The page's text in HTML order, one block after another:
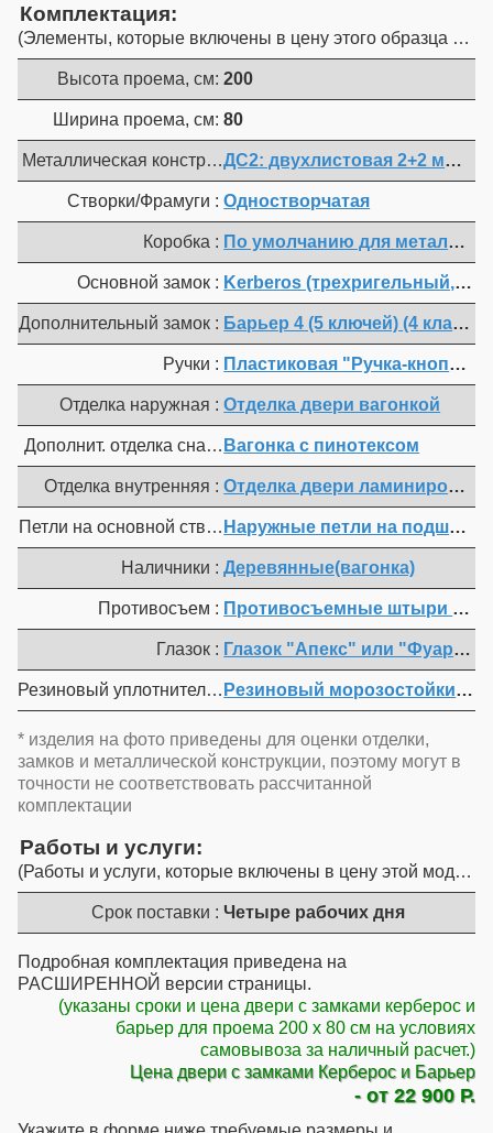
Комплектация
Элементы, которые включены в цену этого образца
Высота проема, см:200
Ширина проема, см:80
Металлическая конструкция :ДС2: двухлистовая 2+2 мм;
Створки/Фрамуги :Одностворчатая
Коробка : По умолчанию для металл.
Основной замок : Kerberos (трехригельный,
Дополнительный замок : Барьер 4 (5
Ручки : Пластиковая "Ручка-кнопка"
Отделка наружная :Отделка двери вагонкой
Дополнит. отделка снаружи :Вагонка с пинотексом
Отделка внутренняя :Отделка двери
Петли на основной створке :Наружные петли на
Наличники :Деревянные(вагонка)
Противосъем : Противосъемные штыри на
Глазок : Глазок "Апекс" или "Фуаро"
Резиновый уплотнитель :Резиновый морозостойкий
* изделия на фото приведены для оценки отделки,
замков и металлической конструкции, поэтому могут в
точности не соответствовать рассчитанной
комплектации
Работы и услуги
Работы и услуги, которые включены в цену этой модели
Срок поставки : Четыре рабочих дня
Подробная комплектация приведена на
РАСШИРЕННОЙ версии страницы.
(указаны сроки и цена двери с замками керберос и
барьер для проема 200 x 80 см на условиях
самовывоза за наличный расчет.)
Цена двери с замками Керберос и Барьер
- от 22 900 Р.